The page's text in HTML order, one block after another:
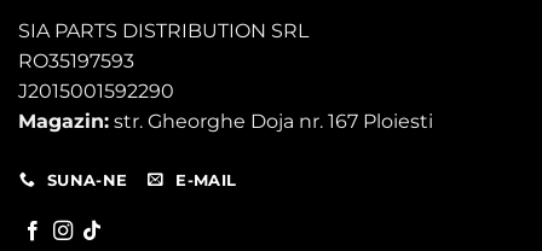
SIA PARTS DISTRIBUTION SRL
RO35197593
J2015001592290
Magazin: str. Gheorghe Doja nr. 167 Ploiesti
SUNA-NE E-MAIL